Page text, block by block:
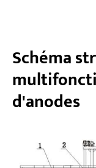
Schéma
d'anodes